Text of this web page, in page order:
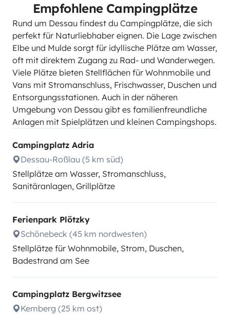
Empfohlene Campingplätze
Rund um Dessau findest du Campingplätze, die sich
perfekt für Naturliebhaber eignen. Die Lage zwischen
Elbe und Mulde sorgt für idyllische Plätze am Wasser,
oft mit direktem Zugang zu Rad- und Wanderwegen.
Viele Plätze bieten Stellflächen für Wohnmobile und
Vans mit Stromanschluss, Frischwasser, Duschen und
Entsorgungsstationen. Auch in der näheren
Umgebung von Dessau gibt es familienfreundliche
Anlagen mit Spielplätzen und kleinen Campingshops.
Campingplatz Adria
Dessau-Roßlau (5 km süd)
Stellplätze am Wasser, Stromanschluss,
Sanitäranlagen, Grillplätze
Ferienpark Plötzky
Schönebeck (45 km nordwesten)
Stellplätze für Wohnmobile, Strom, Duschen,
Badestrand am See
Campingplatz Bergwitzsee
Kemberg (25 km ost)